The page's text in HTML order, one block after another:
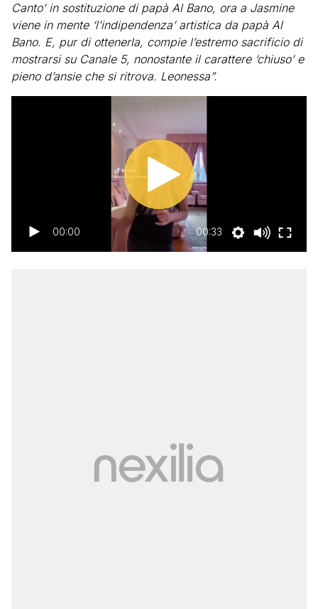
Canto’ in sostituzione di papà Al Bano, ora a Jasmine
viene in mente ‘l’indipendenza’ artistica da papà Al
Bano. E, pur di ottenerla, compie l’estremo sacrificio di
mostrarsi su Canale 5, nonostante il carattere ‘chiuso’ e
pieno d’ansie che si ritrova. Leonessa”.
00:00 00:33